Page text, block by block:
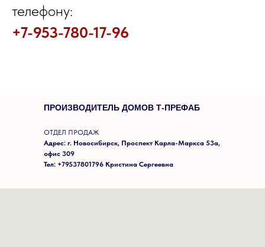
телефону:
+7-953-780-17-96
ПРОИЗВОДИТЕЛЬ ДОМОВ Т-ПРЕФАБ
ОТДЕЛ ПРОДАЖ
Адрес: г. Новосибирск, Проспект Карла-Маркса 53а,
офис 309
Тел: +79537801796 Кристина Сергеевна